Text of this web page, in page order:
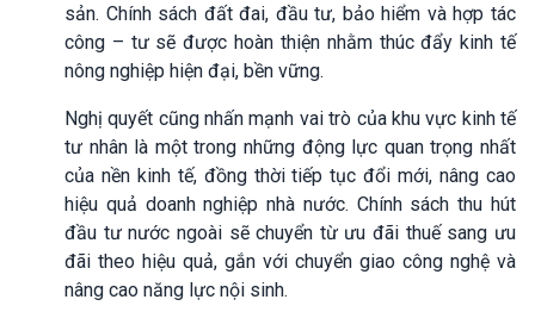
sản. Chính sách đất đai, đầu tư, bảo hiểm và hợp tác
công – tư sẽ được hoàn thiện nhằm thúc đẩy kinh tế
nông nghiệp hiện đại, bền vững.
Nghị quyết cũng nhấn mạnh vai trò của khu vực kinh tế
tư nhân là một trong những động lực quan trọng nhất
của nền kinh tế, đồng thời tiếp tục đổi mới, nâng cao
hiệu quả doanh nghiệp nhà nước. Chính sách thu hút
đầu tư nước ngoài sẽ chuyển từ ưu đãi thuế sang ưu
đãi theo hiệu quả, gắn với chuyển giao công nghệ và
nâng cao năng lực nội sinh.